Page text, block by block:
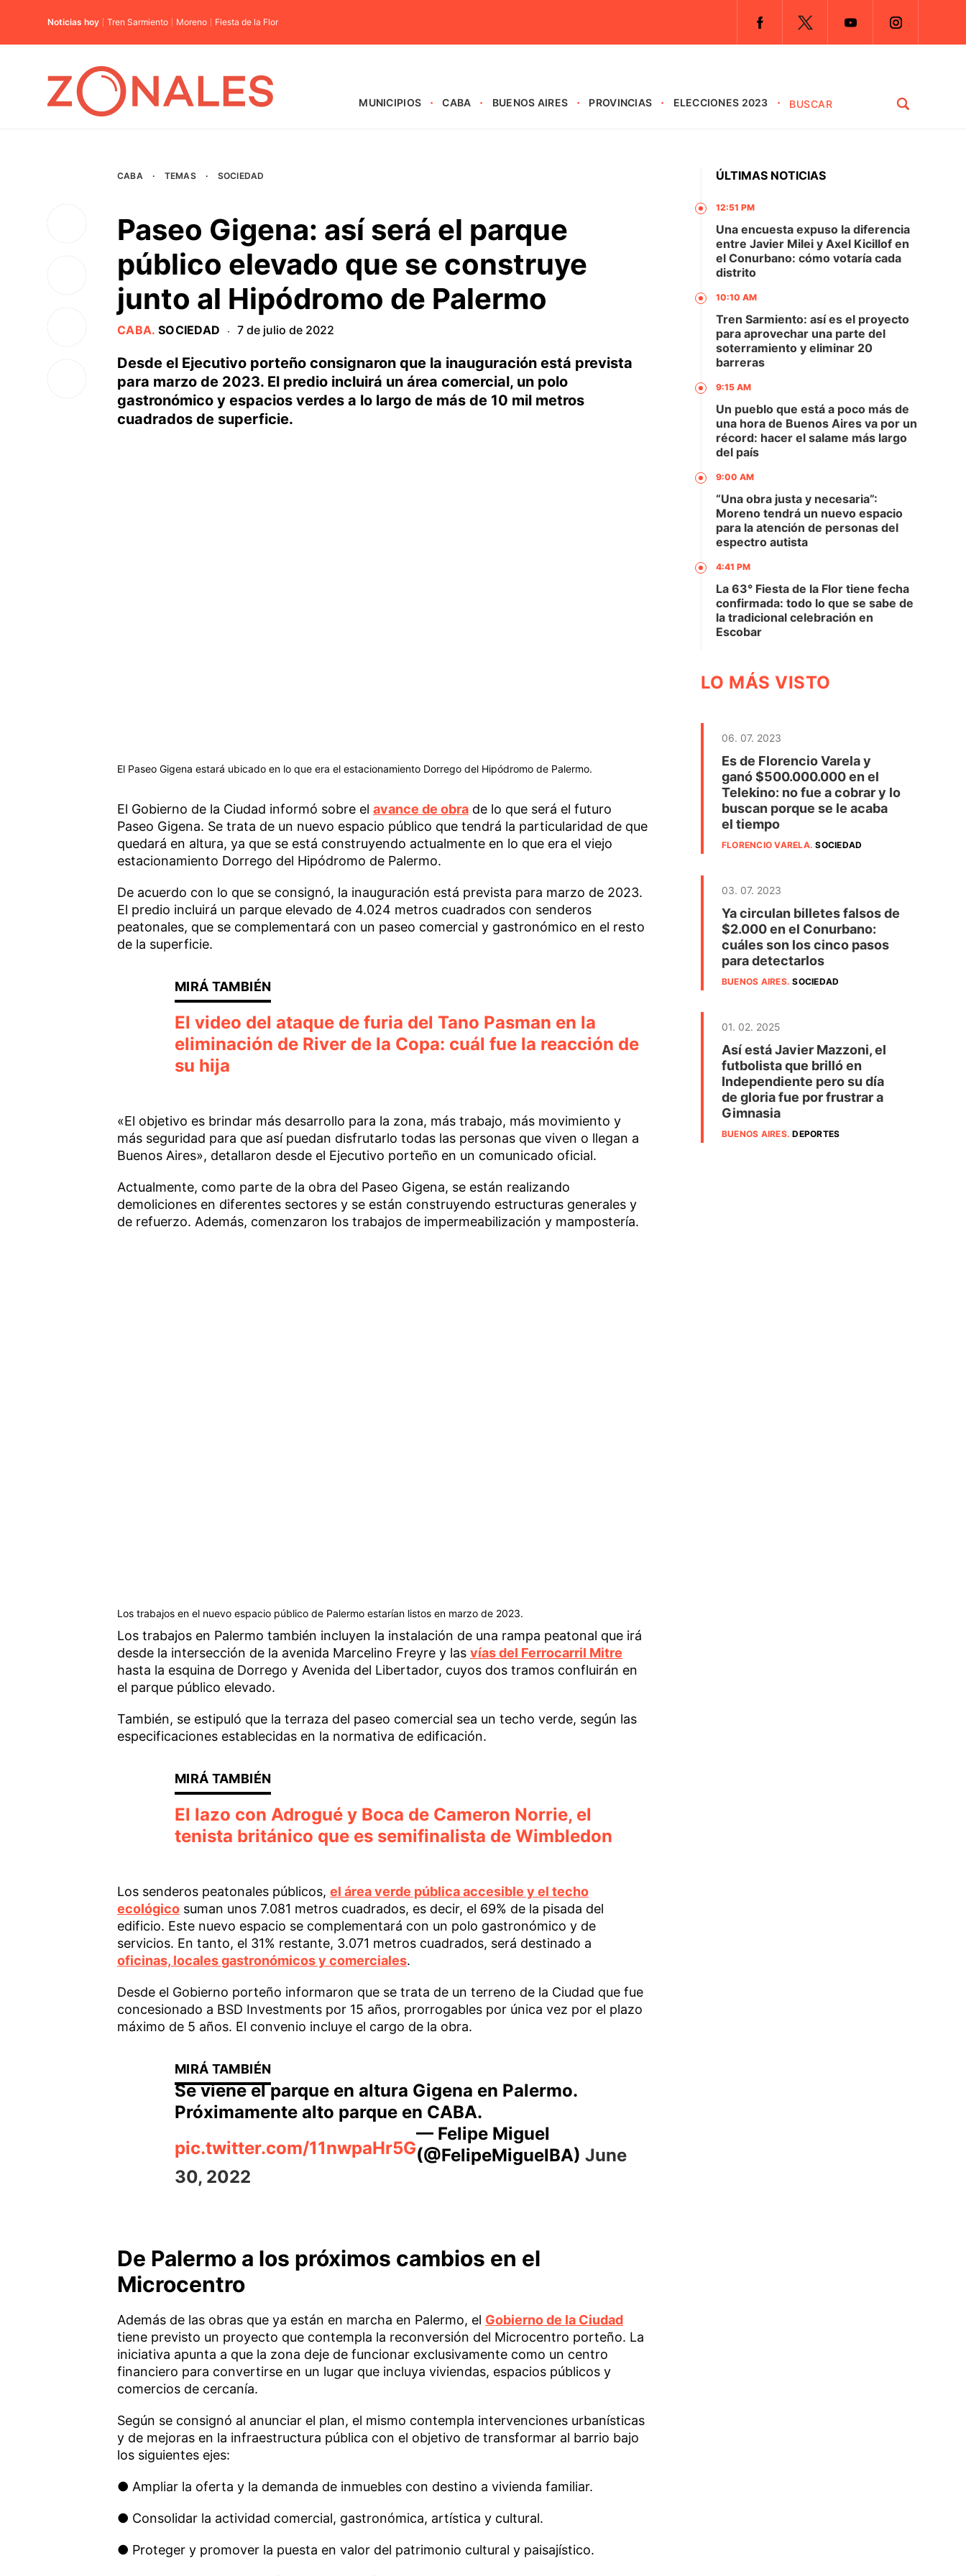
Noticias hoy Tren Sarmiento Moreno Fiesta de la Flor
MUNICIPIOS CABA BUENOS AIRES PROVINCIAS ELECCIONES 2023
CABA · TEMAS · SOCIEDAD
Paseo Gigena: así será el parque
público elevado que se construye
junto al Hipódromo de Palermo
CABA. SOCIEDAD · 7 de julio de 2022
Desde el Ejecutivo porteño consignaron que la inauguración está prevista
para marzo de 2023. El predio incluirá un área comercial, un polo
gastronómico y espacios verdes a lo largo de más de 10 mil metros
cuadrados de superficie.
El Paseo Gigena estará ubicado en lo que era el estacionamiento Dorrego del Hipódromo de Palermo.
El Gobierno de la Ciudad informó sobre el avance de obrade lo que será el futuro
Paseo Gigena. Se trata de un nuevo espacio público que tendrá la particularidad de que
quedará en altura, ya que se está construyendo actualmente en lo que era el viejo
estacionamiento Dorrego del Hipódromo de Palermo.
De acuerdo con lo que se consignó, la inauguración está prevista para marzo de 2023.
El predio incluirá un parque elevado de 4.024 metros cuadrados con senderos
peatonales, que se complementará con un paseo comercial y gastronómico en el resto
de la superficie.
El video del ataque de furia del Tano Pasman en la
eliminación de River de la Copa: cuál fue la reacción de
su hija
«El objetivo es brindar más desarrollo para la zona, más trabajo, más movimiento y
más seguridad para que así puedan disfrutarlo todas las personas que viven o llegan a
Buenos Aires», detallaron desde el Ejecutivo porteño en un comunicado oficial.
Actualmente, como parte de la obra del Paseo Gigena, se están realizando
demoliciones en diferentes sectores y se están construyendo estructuras generales y
de refuerzo. Además, comenzaron los trabajos de impermeabilización y mampostería.
Los trabajos en el nuevo espacio público de Palermo estarían listos en marzo de 2023.
Los trabajos en Palermo también incluyen la instalación de una rampa peatonal que irá
desde la intersección de la avenida Marcelino Freyre y las vías del Ferrocarril Mitre
hasta la esquina de Dorrego y Avenida del Libertador, cuyos dos tramos confluirán en
el parque público elevado.
También, se estipuló que la terraza del paseo comercial sea un techo verde, según las
especificaciones establecidas en la normativa de edificación.
El lazo con Adrogué y Boca de Cameron Norrie, el
tenista británico que es semifinalista de Wimbledon
Los senderos peatonales públicos, el área verde pública accesible y el techo
ecológicosuman unos 7.081 metros cuadrados, es decir, el 69% de la pisada del
edificio. Este nuevo espacio se complementará con un polo gastronómico y de
servicios. En tanto, el 31% restante, 3.071 metros cuadrados, será destinado a
oficinas, locales gastronómicos y comerciales.
Desde el Gobierno porteño informaron que se trata de un terreno de la Ciudad que fue
concesionado a BSD Investments por 15 años, prorrogables por única vez por el plazo
máximo de 5 años. El convenio incluye el cargo de la obra.
Se viene el parque en altura Gigena en Palermo.
Próximamente alto parque en CABA.
pic.twitter.com/11nwpaHr5G
— Felipe Miguel
(@FelipeMiguelBA) June
30, 2022
De Palermo a los próximos cambios en el
Microcentro
Además de las obras que ya están en marcha en Palermo, el Gobierno de la Ciudad
tiene previsto un proyecto que contempla la reconversión del Microcentro porteño. La
iniciativa apunta a que la zona deje de funcionar exclusivamente como un centro
financiero para convertirse en un lugar que incluya viviendas, espacios públicos y
comercios de cercanía.
Según se consignó al anunciar el plan, el mismo contempla intervenciones urbanísticas
y de mejoras en la infraestructura pública con el objetivo de transformar al barrio bajo
los siguientes ejes:
● Ampliar la oferta y la demanda de inmuebles con destino a vivienda familiar.
● Consolidar la actividad comercial, gastronómica, artística y cultural.
● Proteger y promover la puesta en valor del patrimonio cultural y paisajístico.
ÚLTIMAS NOTICIAS
12:51 PM
Una encuesta expuso la diferencia
entre Javier Milei y Axel Kicillof en
el Conurbano: cómo votaría cada
distrito
10:10 AM
Tren Sarmiento: así es el proyecto
para aprovechar una parte del
soterramiento y eliminar 20
barreras
9:15 AM
Un pueblo que está a poco más de
una hora de Buenos Aires va por un
récord: hacer el salame más largo
del país
9:00 AM
“Una obra justa y necesaria”:
Moreno tendrá un nuevo espacio
para la atención de personas del
espectro autista
4:41 PM
La 63° Fiesta de la Flor tiene fecha
confirmada: todo lo que se sabe de
la tradicional celebración en
Escobar
LO MÁS VISTO
06. 07. 2023
Es de Florencio Varela y
ganó $500.000.000 en el
Telekino: no fue a cobrar y lo
buscan porque se le acaba
el tiempo
FLORENCIO VARELA.SOCIEDAD
03. 07. 2023
Ya circulan billetes falsos de
$2.000 en el Conurbano:
cuáles son los cinco pasos
para detectarlos
BUENOS AIRES.SOCIEDAD
01. 02. 2025
Así está Javier Mazzoni, el
futbolista que brilló en
Independiente pero su día
de gloria fue por frustrar a
Gimnasia
BUENOS AIRES.DEPORTES